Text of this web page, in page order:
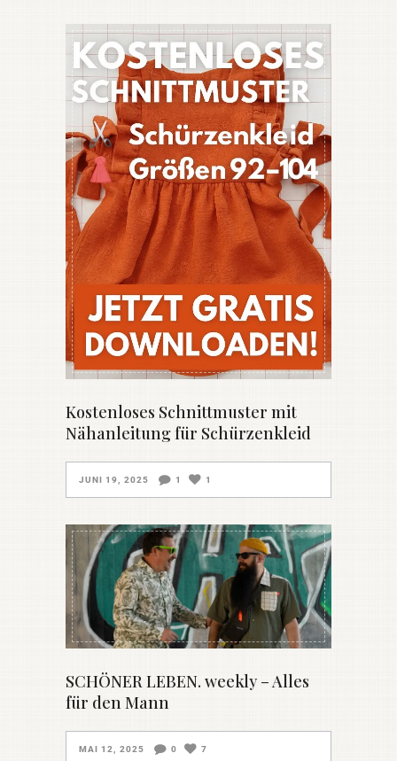
Kostenloses Schnittmuster mit
Nähanleitung für Schürzenkleid
JUNI 19, 2025 1 1
SCHÖNER LEBEN. weekly – Alles
für den Mann
MAI 12, 2025 0 7